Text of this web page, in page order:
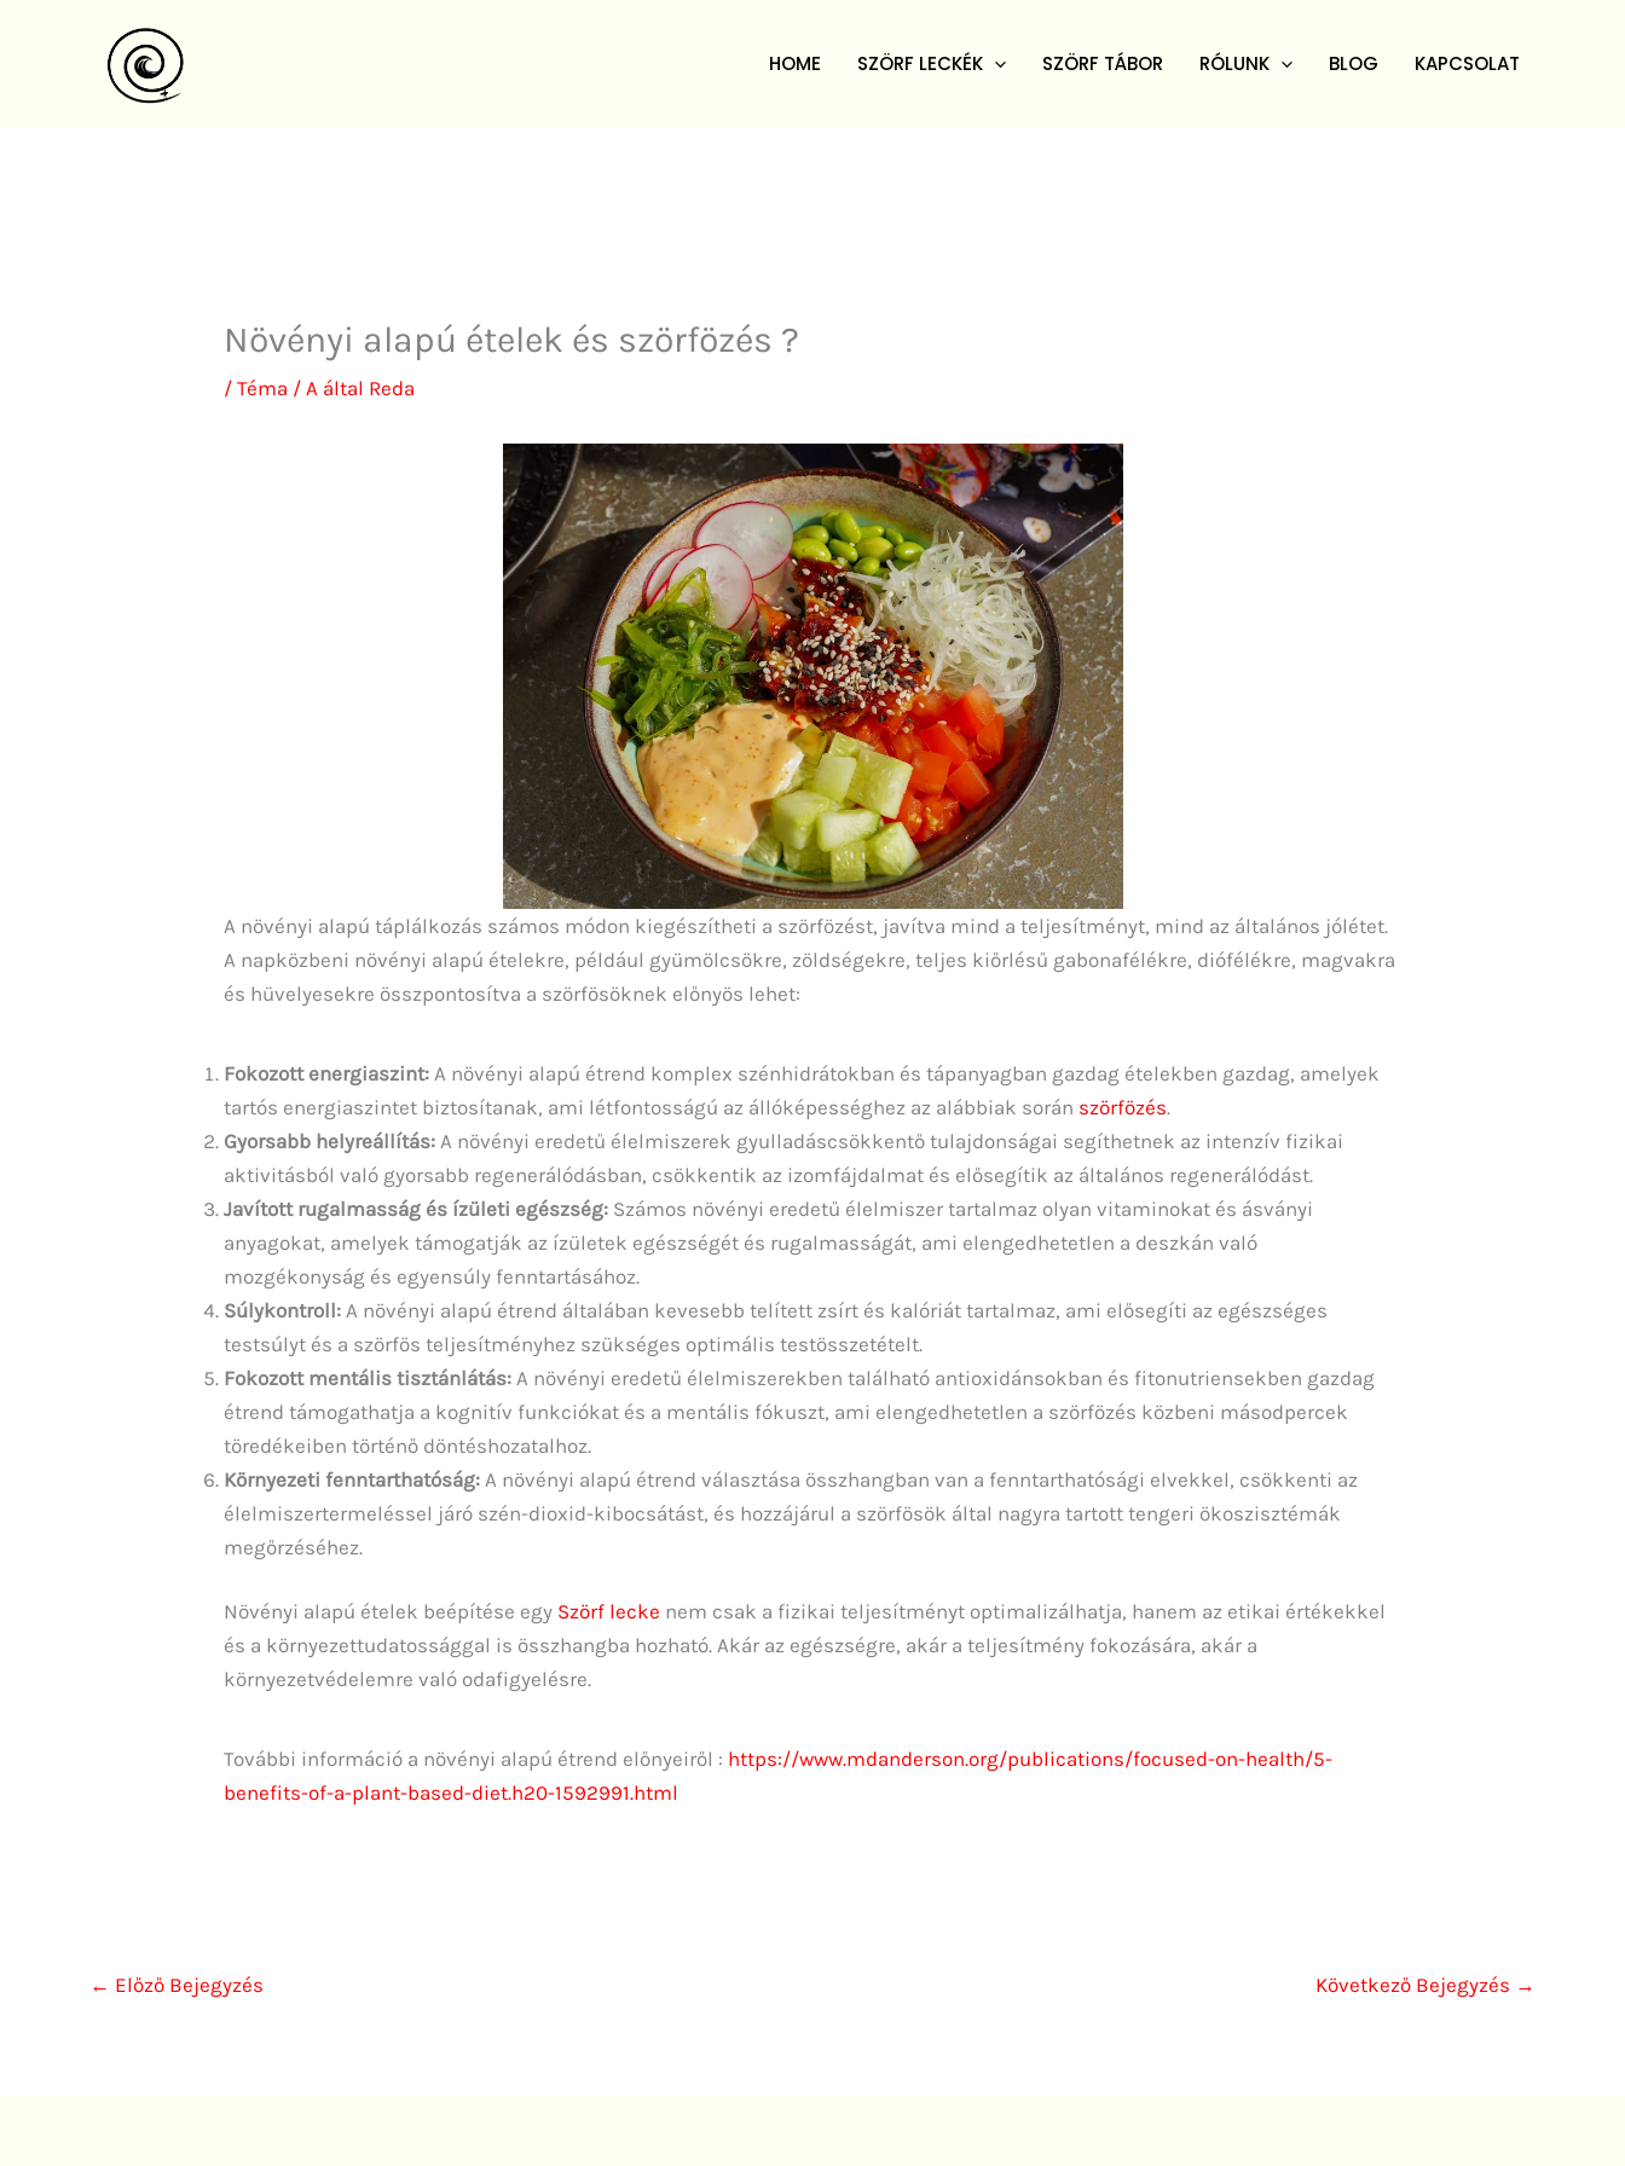
HOME SZÖRF LECKÉK SZÖRF TÁBOR RÓLUNK BLOG KAPCSOLAT
Növényi alapú ételek és szörfözés ?
/Téma / A által Reda
A növényi alapú táplálkozás számos módon kiegészítheti a szörfözést, javítva mind a teljesítményt, mind az általános jólétet.
A napközbeni növényi alapú ételekre, például gyümölcsökre, zöldségekre, teljes kiőrlésű gabonafélékre, diófélékre, magvakra
és hüvelyesekre összpontosítva a szörfösöknek előnyös lehet:
Fokozott energiaszint: A növényi alapú étrend komplex szénhidrátokban és tápanyagban gazdag ételekben gazdag, amelyek
tartós energiaszintet biztosítanak, ami létfontosságú az állóképességhez az alábbiak során szörfözés.
Gyorsabb helyreállítás: A növényi eredetű élelmiszerek gyulladáscsökkentő tulajdonságai segíthetnek az intenzív fizikai
aktivitásból való gyorsabb regenerálódásban, csökkentik az izomfájdalmat és elősegítik az általános regenerálódást.
Javított rugalmasság és ízületi egészség: Számos növényi eredetű élelmiszer tartalmaz olyan vitaminokat és ásványi
anyagokat, amelyek támogatják az ízületek egészségét és rugalmasságát, ami elengedhetetlen a deszkán való
mozgékonyság és egyensúly fenntartásához.
Súlykontroll: A növényi alapú étrend általában kevesebb telített zsírt és kalóriát tartalmaz, ami elősegíti az egészséges
testsúlyt és a szörfös teljesítményhez szükséges optimális testösszetételt.
Fokozott mentális tisztánlátás: A növényi eredetű élelmiszerekben található antioxidánsokban és fitonutriensekben gazdag
étrend támogathatja a kognitív funkciókat és a mentális fókuszt, ami elengedhetetlen a szörfözés közbeni másodpercek
töredékeiben történő döntéshozatalhoz.
Környezeti fenntarthatóság: A növényi alapú étrend választása összhangban van a fenntarthatósági elvekkel, csökkenti az
élelmiszertermeléssel járó szén-dioxid-kibocsátást, és hozzájárul a szörfösök által nagyra tartott tengeri ökoszisztémák
megőrzéséhez.
Növényi alapú ételek beépítése egy Szörf lecke nem csak a fizikai teljesítményt optimalizálhatja, hanem az etikai értékekkel
és a környezettudatossággal is összhangba hozható. Akár az egészségre, akár a teljesítmény fokozására, akár a
környezetvédelemre való odafigyelésre.
További információ a növényi alapú étrend előnyeiről : https://www.mdanderson.org/publications/focused-on-health/5-
benefits-of-a-plant-based-diet.h20-1592991.html
← Előző Bejegyzés Következő Bejegyzés →